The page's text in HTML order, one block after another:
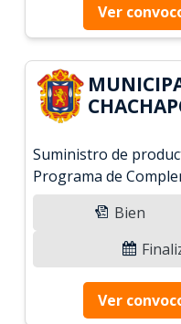
Ver
Suministro de
Programa de
Bien
Ver